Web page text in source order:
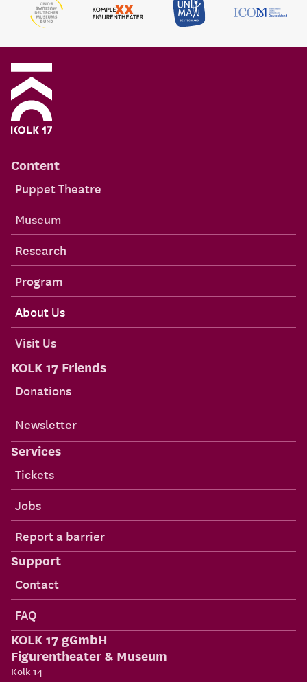
Content
Puppet Theatre
Museum
Research
Program
About Us
Visit Us
KOLK 17 Friends
Donations
Newsletter
Services
Tickets
Jobs
Report a barrier
Support
Contact
FAQ
KOLK 17 gGmbH
Figurentheater & Museum
Kolk 14